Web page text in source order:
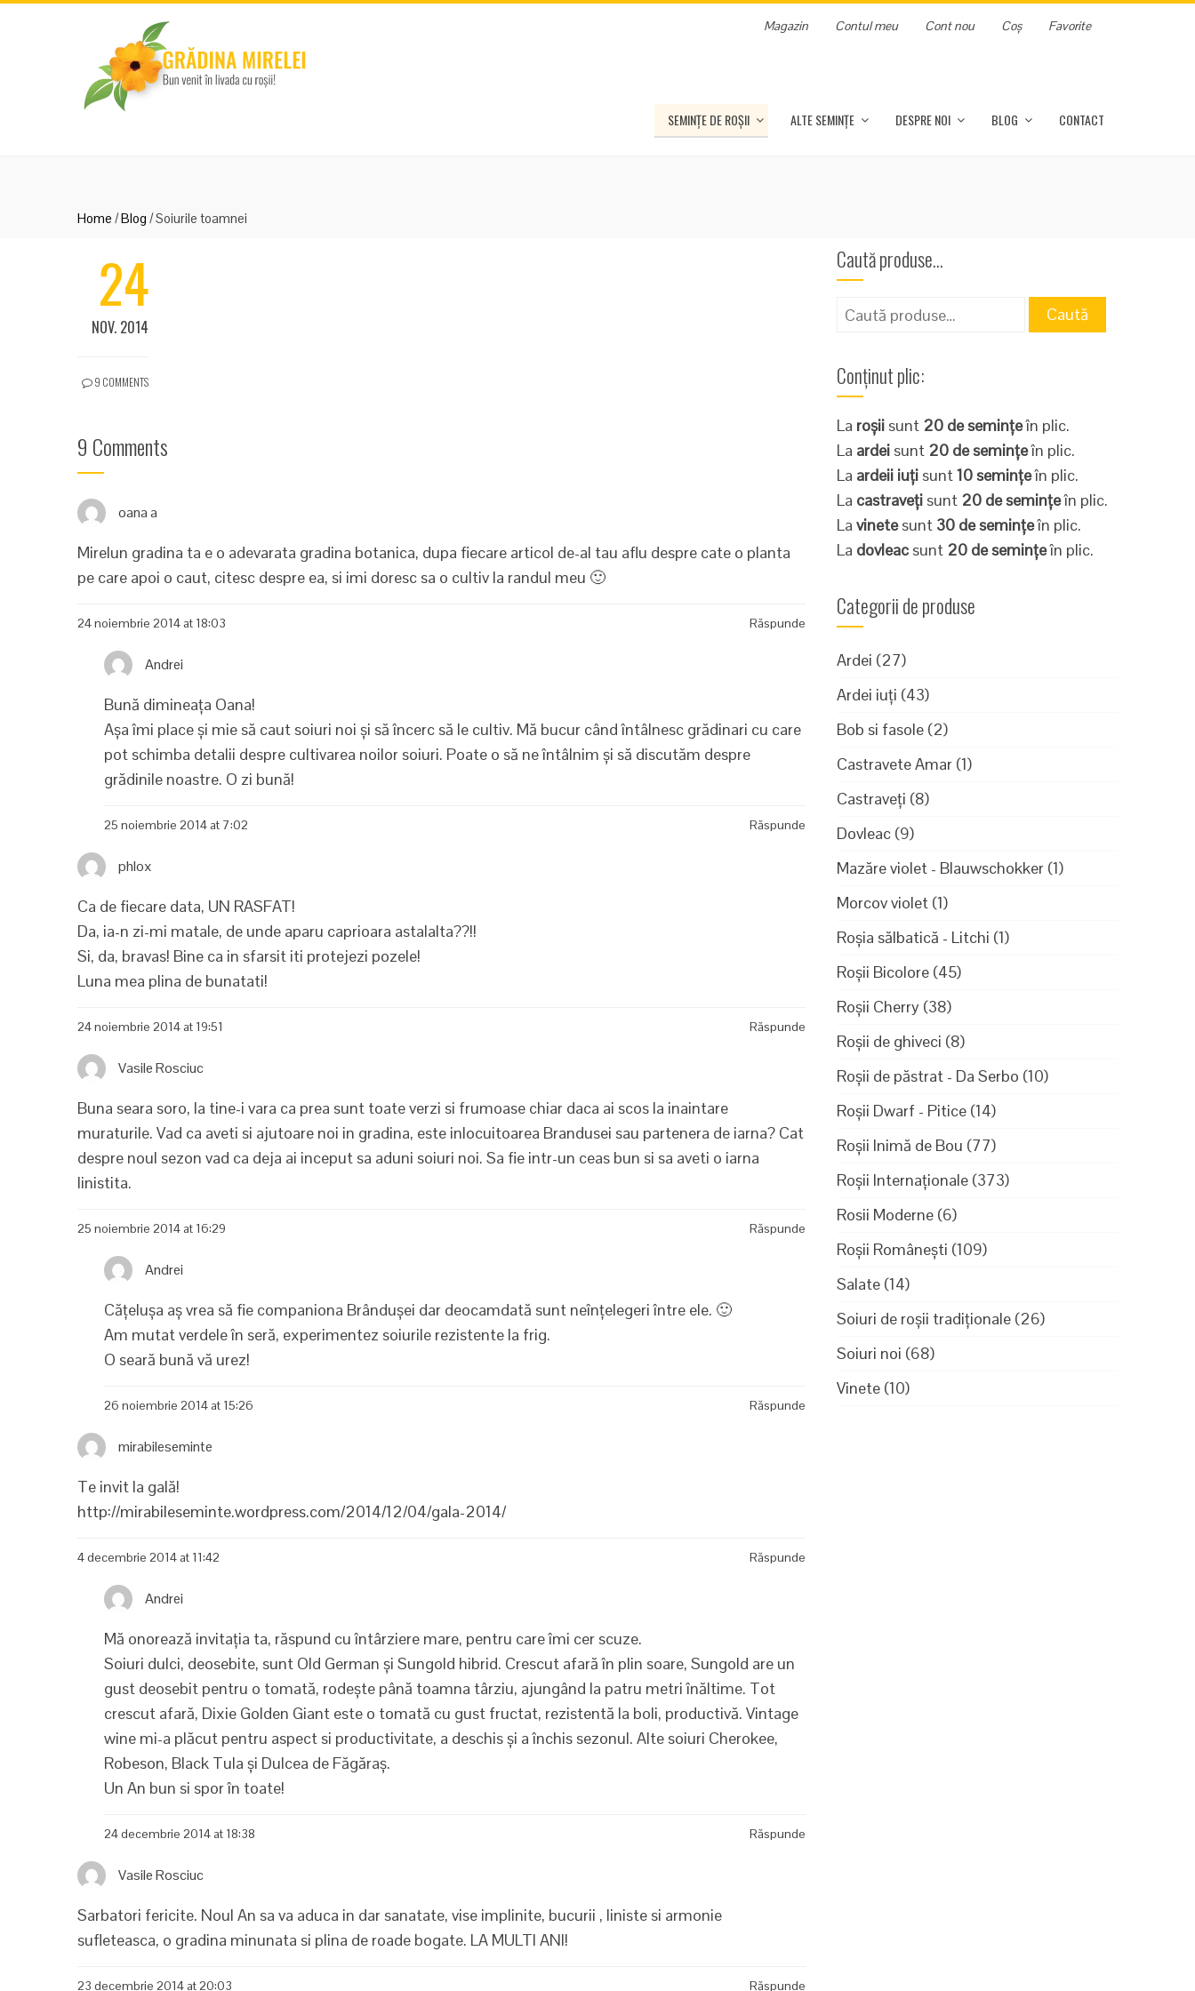
Favorite
Coș
Cont nou
Contul meu
Magazin
SEMINȚE DE ROȘII ALTE SEMINȚE DESPRE NOI BLOG CONTACT
Home /Blog /Soiurile toamnei
24
NOV. 2014
9 COMMENTS
9 Comments
oana a
Mirelun gradina ta e o adevarata gradina botanica, dupa fiecare articol de-al tau aflu despre cate o planta
pe care apoi o caut, citesc despre ea, si imi doresc sa o cultiv la randul meu 🙂
24 noiembrie 2014 at 18:03 Răspunde
Andrei
Bună dimineața Oana!
Așa îmi place și mie să caut soiuri noi și să încerc să le cultiv. Mă bucur când întâlnesc grădinari cu care
pot schimba detalii despre cultivarea noilor soiuri. Poate o să ne întâlnim și să discutăm despre
grădinile noastre. O zi bună!
25 noiembrie 2014 at 7:02 Răspunde
phlox
Ca de fiecare data, UN RASFAT!
Da, ia-n zi-mi matale, de unde aparu caprioara astalalta??!!
Si, da, bravas! Bine ca in sfarsit iti protejezi pozele!
Luna mea plina de bunatati!
24 noiembrie 2014 at 19:51 Răspunde
Vasile Rosciuc
Buna seara soro, la tine-i vara ca prea sunt toate verzi si frumoase chiar daca ai scos la inaintare
muraturile. Vad ca aveti si ajutoare noi in gradina, este inlocuitoarea Brandusei sau partenera de iarna? Cat
despre noul sezon vad ca deja ai inceput sa aduni soiuri noi. Sa fie intr-un ceas bun si sa aveti o iarna
linistita.
25 noiembrie 2014 at 16:29 Răspunde
Andrei
Cățelușa aș vrea să fie companiona Brândușei dar deocamdată sunt neînțelegeri între ele. 🙂
Am mutat verdele în seră, experimentez soiurile rezistente la frig.
O seară bună vă urez!
26 noiembrie 2014 at 15:26 Răspunde
mirabileseminte
Te invit la gală!
http://mirabileseminte.wordpress.com/2014/12/04/gala-2014/
4 decembrie 2014 at 11:42 Răspunde
Andrei
Mă onorează invitația ta, răspund cu întârziere mare, pentru care îmi cer scuze.
Soiuri dulci, deosebite, sunt Old German și Sungold hibrid. Crescut afară în plin soare, Sungold are un
gust deosebit pentru o tomată, rodește până toamna târziu, ajungând la patru metri înăltime. Tot
crescut afară, Dixie Golden Giant este o tomată cu gust fructat, rezistentă la boli, productivă. Vintage
wine mi-a plăcut pentru aspect si productivitate, a deschis și a închis sezonul. Alte soiuri Cherokee,
Robeson, Black Tula și Dulcea de Făgăraș.
Un An bun si spor în toate!
24 decembrie 2014 at 18:38 Răspunde
Vasile Rosciuc
Sarbatori fericite. Noul An sa va aduca in dar sanatate, vise implinite, bucurii , liniste si armonie
sufleteasca, o gradina minunata si plina de roade bogate. LA MULTI ANI!
23 decembrie 2014 at 20:03 Răspunde
Caută produse…
Caută
Caută
Conținut plic:
La roșii sunt 20 de semințeîn plic.
La ardei sunt 20 de semințeîn plic.
La ardeii iuți sunt10 semințeîn plic.
La castraveți sunt 20 de semințeîn plic.
Lavinetesunt 30 de semințeîn plic.
La dovleac sunt 20 de semințeîn plic.
Categorii de produse
Ardei (27)
Ardei iuți (43)
Bob si fasole (2)
Castravete Amar (1)
Castraveți (8)
Dovleac (9)
Mazăre violet - Blauwschokker (1)
Morcov violet (1)
Roșia sălbatică - Litchi (1)
Roșii Bicolore (45)
Roșii Cherry (38)
Roșii de ghiveci (8)
Roșii de păstrat - Da Serbo (10)
Roșii Dwarf - Pitice (14)
Roșii Inimă de Bou (77)
Roșii Internaționale (373)
Rosii Moderne (6)
Roșii Românești (109)
Salate (14)
Soiuri de roșii tradiționale (26)
Soiuri noi (68)
Vinete (10)